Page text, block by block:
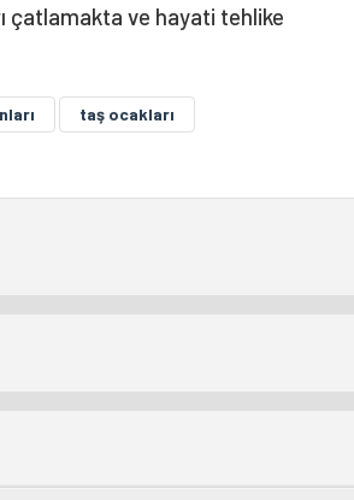
çatlamakta ve hayati tehlike
taş ocakları